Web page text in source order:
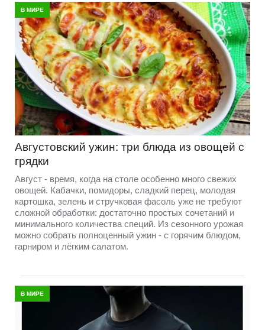
В МИРЕ
Августовский ужин: три блюда из овощей с
грядки
Август - время, когда на столе особенно много свежих
овощей. Кабачки, помидоры, сладкий перец, молодая
картошка, зелень и стручковая фасоль уже не требуют
сложной обработки: достаточно простых сочетаний и
минимального количества специй. Из сезонного урожая
можно собрать полноценный ужин - с горячим блюдом,
гарниром и лёгким салатом.
В МИРЕ